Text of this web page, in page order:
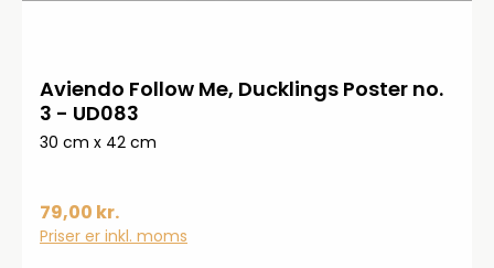
Aviendo Follow Me, Ducklings Poster no.
3 - UD083
30 cm x 42 cm
79,00 kr.
Priser er inkl. moms